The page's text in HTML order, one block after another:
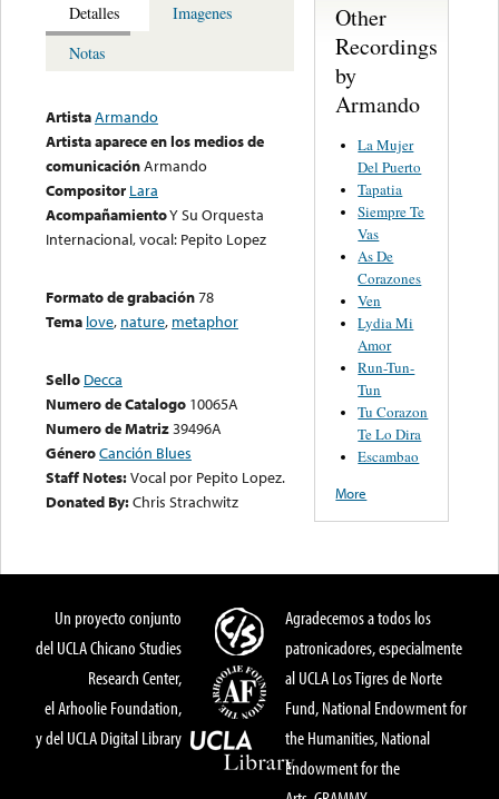
Detalles
Imagenes
Notas
ArtistaArmando
Artista aparece en los medios de
comunicaciónArmando
Compositor Lara
AcompañamientoY Su Orquesta
Internacional, vocal: Pepito Lopez
Formato de grabación78
Tema love, nature, metaphor
Sello Decca
Numero de Catalogo 10065A
Numero de Matriz39496A
GéneroCanción Blues
Staff Notes:Vocal por Pepito Lopez.
Donated By:Chris Strachwitz
Other
Recordings
by
Armando
La Mujer
Del Puerto
Tapatia
Siempre Te
Vas
As De
Corazones
Ven
Lydia Mi
Amor
Run-Tun-
Tun
Tu Corazon
Te Lo Dira
Escambao
More
Un proyecto conjunto
del UCLA Chicano Studies
Research Center,
el Arhoolie Foundation,
y del UCLA Digital Library
Agradecemos a todos los
patronicadores, especialmente
al UCLA Los Tigres de Norte
Fund, National Endowment for
the Humanities, National
Endowment for the